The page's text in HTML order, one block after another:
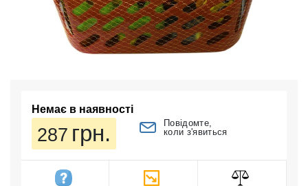
Немає в наявності
287 грн.
Повідомте,
коли з'явиться